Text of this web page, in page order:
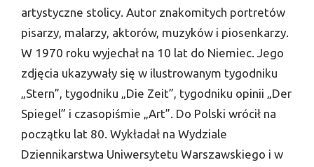
artystyczne stolicy. Autor znakomitych portretów
pisarzy, malarzy, aktorów, muzyków i piosenkarzy.
W 1970 roku wyjechał na 10 lat do Niemiec. Jego
zdjęcia ukazywały się w ilustrowanym tygodniku
„Stern”, tygodniku „Die Zeit”, tygodniku opinii „Der
Spiegel” i czasopiśmie „Art”. Do Polski wrócił na
początku lat 80. Wykładał na Wydziale
Dziennikarstwa Uniwersytetu Warszawskiego i w